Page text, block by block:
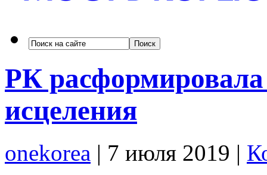
РК
исцеления
onekorea | 7 июля 2019 |